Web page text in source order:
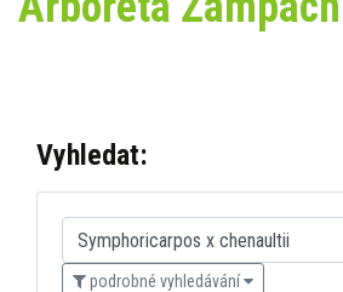
Vyhledat:
podrobné vyhledávání